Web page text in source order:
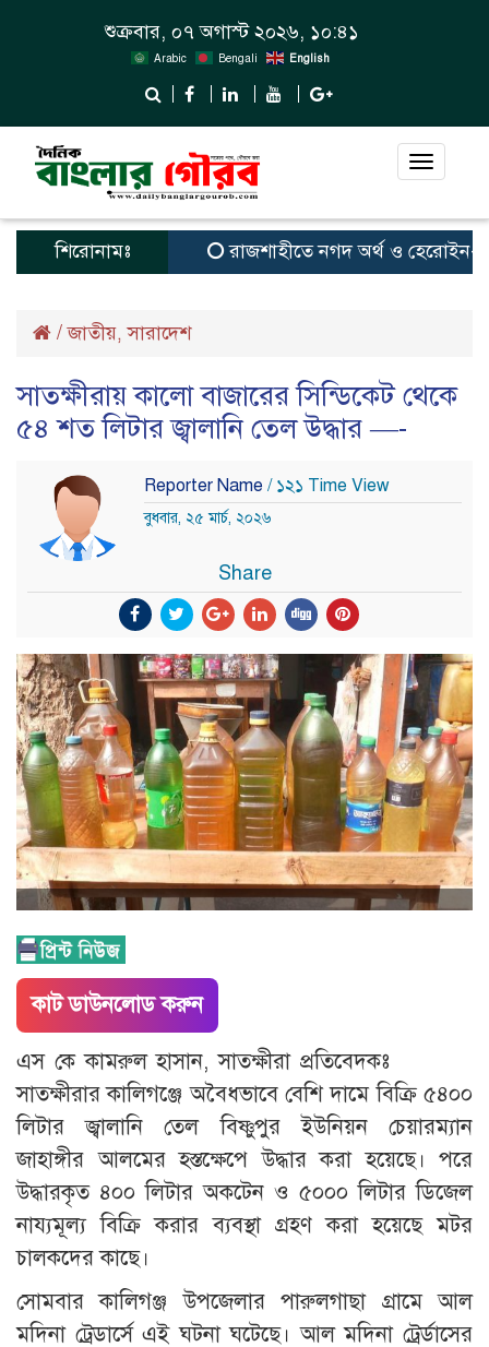
শুক্রবার, ০৭ অগাস্ট ২০২৬, ১০:৪১
Arabic Bengali English
Toggle
শিরোনামঃ রাজশাহীতে নগদ অর্থ ও হেরোইন-সহ
/জাতীয়,সারাদেশ
সাতক্ষীরায় কালো বাজারের সিন্ডিকেট থেকে
৫৪ শত লিটার জ্বালানি তেল উদ্ধার —-
Reporter Name / ১২১ Time View
বুধবার, ২৫ মার্চ, ২০২৬
Share
কাট ডাউনলোড করুন
এস কে কামরুল হাসান, সাতক্ষীরা প্রতিবেদকঃ
সাতক্ষীরার কালিগঞ্জে অবৈধভাবে বেশি দামে বিক্রি ৫৪০০
লিটার জ্বালানি তেল বিষ্ণুপুর ইউনিয়ন চেয়ারম্যান
জাহাঙ্গীর আলমের হস্তক্ষেপে উদ্ধার করা হয়েছে। পরে
উদ্ধারকৃত ৪০০ লিটার অকটেন ও ৫০০০ লিটার ডিজেল
নায্যমূল্য বিক্রি করার ব্যবস্থা গ্রহণ করা হয়েছে মটর
চালকদের কাছে।
সোমবার কালিগঞ্জ উপজেলার পারুলগাছা গ্রামে আল
মদিনা ট্রেডার্সে এই ঘটনা ঘটেছে। আল মদিনা ট্রের্ডাসের